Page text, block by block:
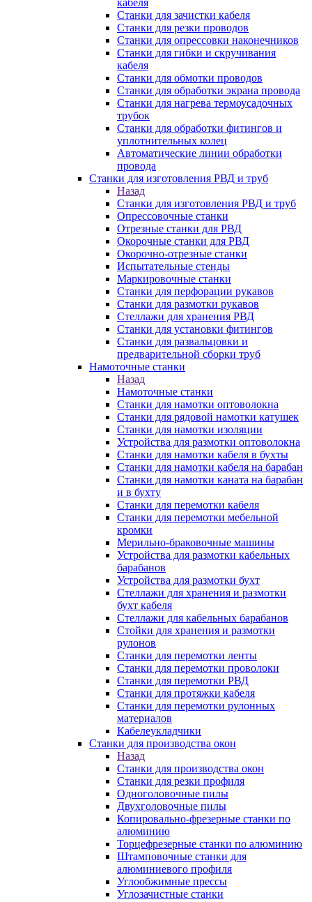
кабеля
Станки для зачистки кабеля
Станки для резки проводов
Станки для опрессовки наконечников
Станки для гибки и скручивания
кабеля
Станки для обмотки проводов
Станки для обработки экрана провода
Станки для нагрева термоусадочных
трубок
Станки для обработки фитингов и
уплотнительных колец
Автоматические линии обработки
провода
Станки для изготовления РВД и труб
Назад
Станки для изготовления РВД и труб
Опрессовочные станки
Отрезные станки для РВД
Окорочные станки для РВД
Окорочно-отрезные станки
Испытательные стенды
Маркировочные станки
Станки для перфорации рукавов
Станки для размотки рукавов
Стеллажи для хранения РВД
Станки для установки фитингов
Станки для развальцовки и
предварительной сборки труб
Намоточные станки
Назад
Намоточные станки
Станки для намотки оптоволокна
Станки для рядовой намотки катушек
Станки для намотки изоляции
Устройства для размотки оптоволокна
Станки для намотки кабеля в бухты
Станки для намотки кабеля на барабан
Станки для намотки каната на барабан
и в бухту
Станки для перемотки кабеля
Станки для перемотки мебельной
кромки
Мерильно-браковочные машины
Устройства для размотки кабельных
барабанов
Устройства для размотки бухт
Стеллажи для хранения и размотки
бухт кабеля
Стеллажи для кабельных барабанов
Стойки для хранения и размотки
рулонов
Станки для перемотки ленты
Станки для перемотки проволоки
Станки для перемотки РВД
Станки для протяжки кабеля
Станки для перемотки рулонных
материалов
Кабелеукладчики
Станки для производства окон
Назад
Станки для производства окон
Станки для резки профиля
Одноголовочные пилы
Двухголовочные пилы
Копировально-фрезерные станки по
алюминию
Торцефрезерные станки по алюминию
Штамповочные станки для
алюминиевого профиля
Углообжимные прессы
Углозачистные станки